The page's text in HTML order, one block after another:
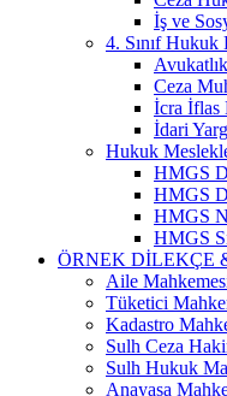
İş ve
4. Sınıf Hukuk
Ceza
İcra İflas
İdari
Hukuk
HMGS
HMGS
HMGS
HMGS
ÖRNEK DILEKÇE
Aile
Tüketici
Kadastro
Sulh Ceza
Sulh Hukuk
Anayasa